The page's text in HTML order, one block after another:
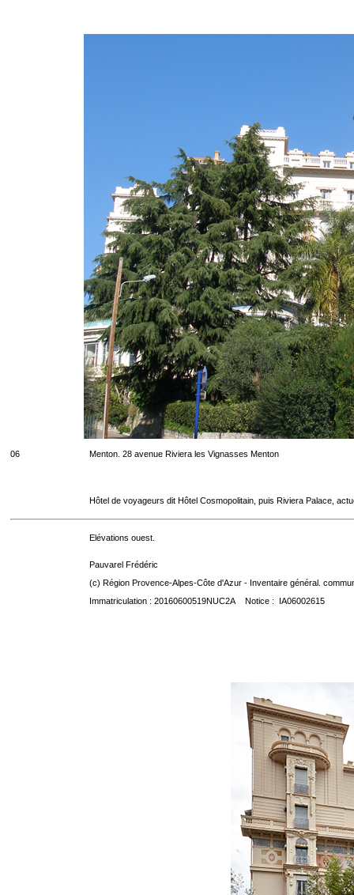
06 Menton. 28 avenue Riviera les Vignasses Menton
Hôtel de voyageurs dit Hôtel Cosmopolitain, puis Riviera Palace,
Elévations ouest.
Pauvarel Frédéric
(c) Région Provence-Alpes-Côte d'Azur - Inventaire général.
Immatriculation : 20160600519NUC2A Notice : IA06002615